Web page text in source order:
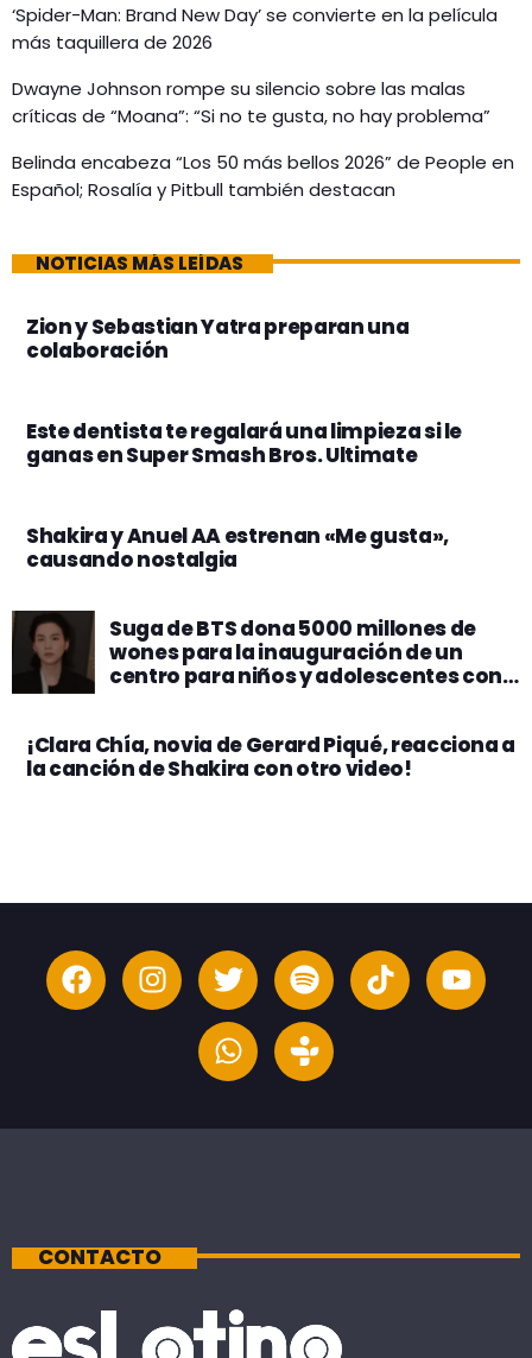
‘Spider-Man: Brand New Day’ se convierte en la película
más taquillera de 2026
Dwayne Johnson rompe su silencio sobre las malas
críticas de “Moana”: “Si no te gusta, no hay problema”
Belinda encabeza “Los 50 más bellos 2026” de People en
Español; Rosalía y Pitbull también destacan
NOTICIAS MÁS LEÍDAS
Zion y Sebastian Yatra preparan una
colaboración
Este dentista te regalará una limpieza si le
ganas en Super Smash Bros. Ultimate
Shakira y Anuel AA estrenan «Me gusta»,
causando nostalgia
Suga de BTS dona 5000 millones de
wones para la inauguración de un
centro para niños y adolescentes con
¡Clara Chía, novia de Gerard Piqué, reacciona a
la canción de Shakira con otro video!
CONTACTO